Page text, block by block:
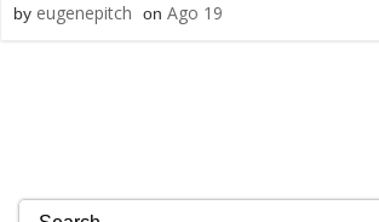
by eugenepitch on Ago 19
Search